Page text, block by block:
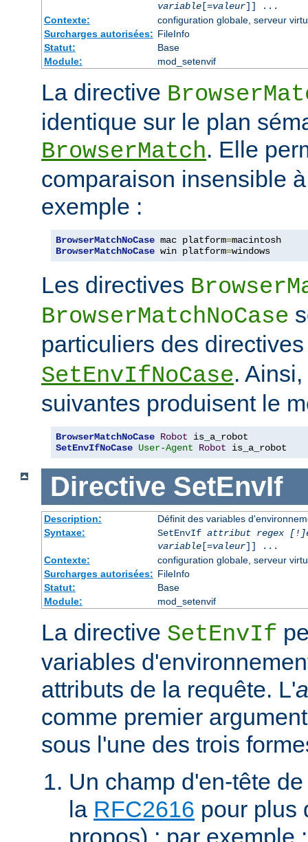
variable[=valeur]] ...
Contexte:
configuration globale, serveur
Surcharges autorisées: FileInfo
Statut:
Base
Module:
mod_setenvif
La directive
identique sur le plan
BrowserMatch. Elle
comparaison insensible
exemple :
BrowserMatchNoCase mac platform=
BrowserMatchNoCase win platform=windows
Les directives
BrowserMatchNoCase
particuliers des
SetEnvIfNoCase.
suivantes produisent le
BrowserMatchNoCase Robot
SetEnvIfNoCase User-Agent Robot is_a_robot
Directive SetEnvIf
Description:
Définit des variables
Syntaxe:
SetEnvIf attribut regex
variable[=valeur]] ...
Contexte:
configuration globale, serveur
Surcharges autorisées: FileInfo
Statut:
Base
Module:
mod_setenvif
La directive SetEnvIf
variables
attributs de la requête. L'
comme premier
sous l'une des trois
Un champ d'en-tête
la RFC2616 pour plus
propos) ; par exemple